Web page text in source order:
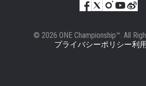
© 2026 ONE Championship™. All
プライバシーポリシー利